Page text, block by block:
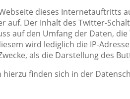
dieses Internetauftritts
auf. Der Inhalt des Twitter-
auf den Umfang der Daten,
wird lediglich die IP-
als die Darstellung des
finden sich in der